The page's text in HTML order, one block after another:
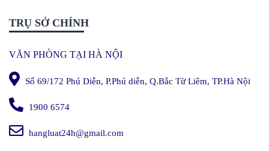
TRỤ SỞ CHÍNH
VĂN PHÒNG TẠI HÀ NỘI
Số 69/172 Phú Diễn, P.Phú diễn, Q.Bắc Từ Liêm, TP.Hà Nội
1900 6574
hangluat24h@gmail.com